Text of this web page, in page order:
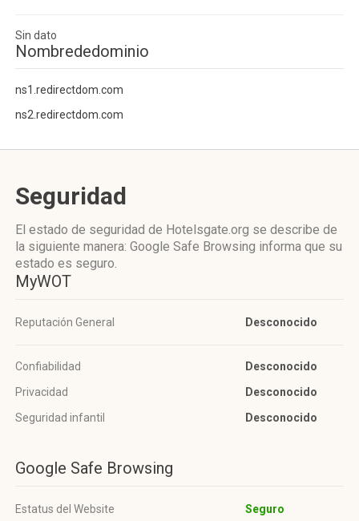
Sin dato
Nombrededominio
ns1.redirectdom.com
ns2.redirectdom.com
Seguridad
El estado de seguridad de Hotelsgate.org se describe de
la siguiente manera: Google Safe Browsing informa que su
estado es seguro.
MyWOT
Reputación General Desconocido
Confiabilidad
Desconocido
Privacidad
Desconocido
Seguridad infantil
Desconocido
Google Safe Browsing
Estatus del Website Seguro